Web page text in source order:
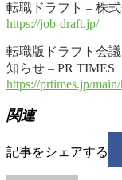
転職ドラフト – 株
https://job-draft.jp/
転職版ドラフト会
知らせ – PR TIMES
https://prtimes.jp/
関連
記事をシェアする